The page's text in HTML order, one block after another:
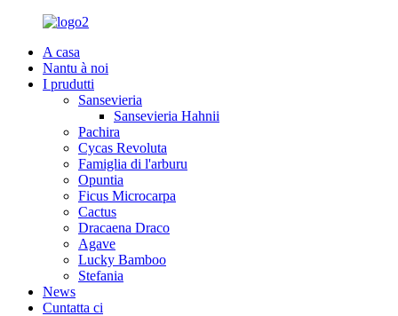
A casa
Nantu à noi
I prudutti
Sansevieria
Sansevieria Hahnii
Pachira
Cycas Revoluta
Famiglia di l'arburu
Opuntia
Ficus Microcarpa
Cactus
Dracaena Draco
Agave
Lucky Bamboo
Stefania
News
Cuntatta ci